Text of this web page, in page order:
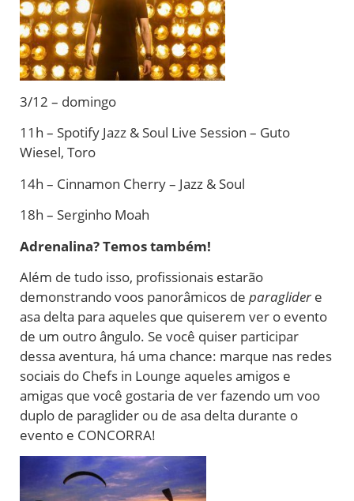
3/12 – domingo
11h – Spotify Jazz & Soul Live Session – Guto
Wiesel, Toro
14h – Cinnamon Cherry – Jazz & Soul
18h – Serginho Moah
Adrenalina? Temos também!
Além de tudo isso, profissionais estarão
demonstrando voos panorâmicos de paraglidere
asa delta para aqueles que quiserem ver o evento
de um outro ângulo. Se você quiser participar
dessa aventura, há uma chance: marque nas redes
sociais do Chefs in Lounge aqueles amigos e
amigas que você gostaria de ver fazendo um voo
duplo de paraglider ou de asa delta durante o
evento e CONCORRA!